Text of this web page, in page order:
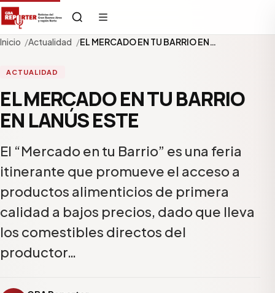
Inicio Actualidad EL MERCADO EN TU BARRIO EN…
ACTUALIDAD
EL MERCADO EN TU BARRIO
EN LANÚS ESTE
El “Mercado en tu Barrio” es una feria
itinerante que promueve el acceso a
productos alimenticios de primera
calidad a bajos precios, dado que lleva
los comestibles directos del
productor…